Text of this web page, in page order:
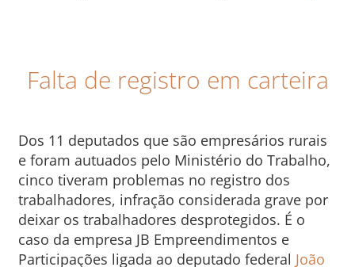
Falta de registro em carteira
Dos 11 deputados que são empresários rurais
e foram autuados pelo Ministério do Trabalho,
cinco tiveram problemas no registro dos
trabalhadores, infração considerada grave por
deixar os trabalhadores desprotegidos. É o
caso da empresa JB Empreendimentos e
Participações ligada ao deputado federal João